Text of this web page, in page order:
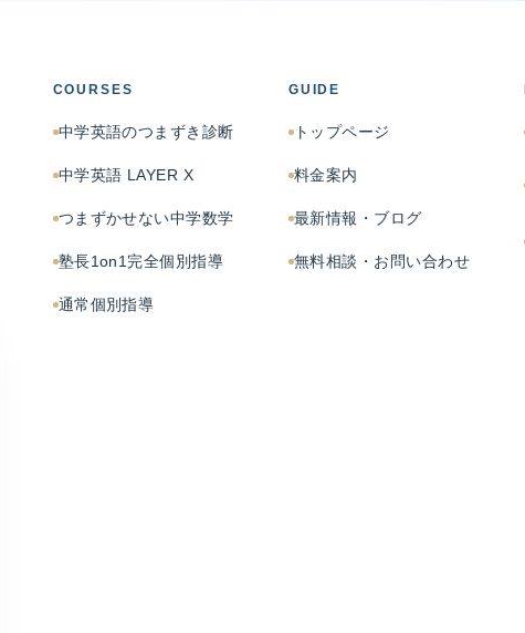
COURSES
中学英語のつまずき診断
中学英語 LAYER X
つまずかせない中学数学
塾長1on1完全個別指導
通常個別指導
GUIDE
トップページ
料金案内
最新情報・ブログ
無料相談・お問い合わせ